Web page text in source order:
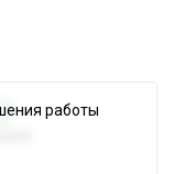
работы